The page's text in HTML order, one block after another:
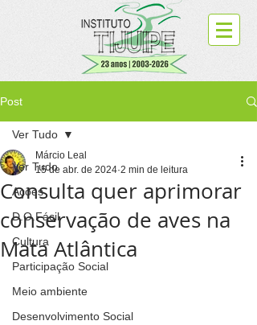
Post
Ver Tudo
Ações
D.O.Fácil
Cultura
Participação Social
Meio ambiente
Desenvolvimento Social
Ver Tudo
Consulta quer aprimorar
conservação de aves na
Mata Atlântica
Márcio Leal
15 de abr. de 2024 2 min de leitura